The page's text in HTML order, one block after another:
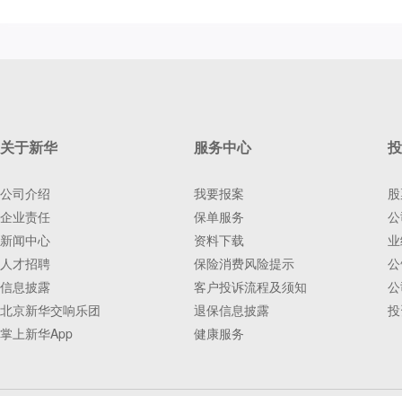
关于新华
公司介绍
企业责任
新闻中心
人才招聘
信息披露
北京新华交响乐团
掌上新华App
服务中心
我要报案
保单服务
资料下载
保险消费风险提示
客户投诉流程及须知
退保信息披露
健康服务